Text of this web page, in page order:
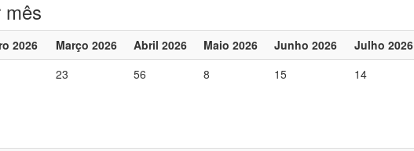
mês
2026 Março 2026 Abril 2026 Maio 2026 Junho 2026 Julho 2026
23 56 8 15 14